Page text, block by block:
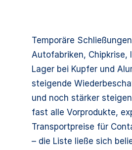
Temporäre
Autofabriken, Chipkrise,
Lager bei Kupfer und
steigende
und noch stärker
fast alle Vorprodukte,
Transportpreise für
– die Liste ließe sich